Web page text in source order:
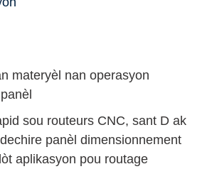
materyèl nan operasyon
sou routeurs CNC, sant D ak
panèl dimensionnement
aplikasyon pou routage